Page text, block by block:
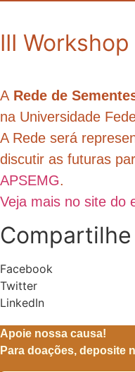
III
A Rede de
na Universidade
A Rede será
discutir as futuras
APSEMG.
Veja mais no site do
Facebook
Twitter
LinkedIn
Apoie nossa causa!
Para doações, deposite